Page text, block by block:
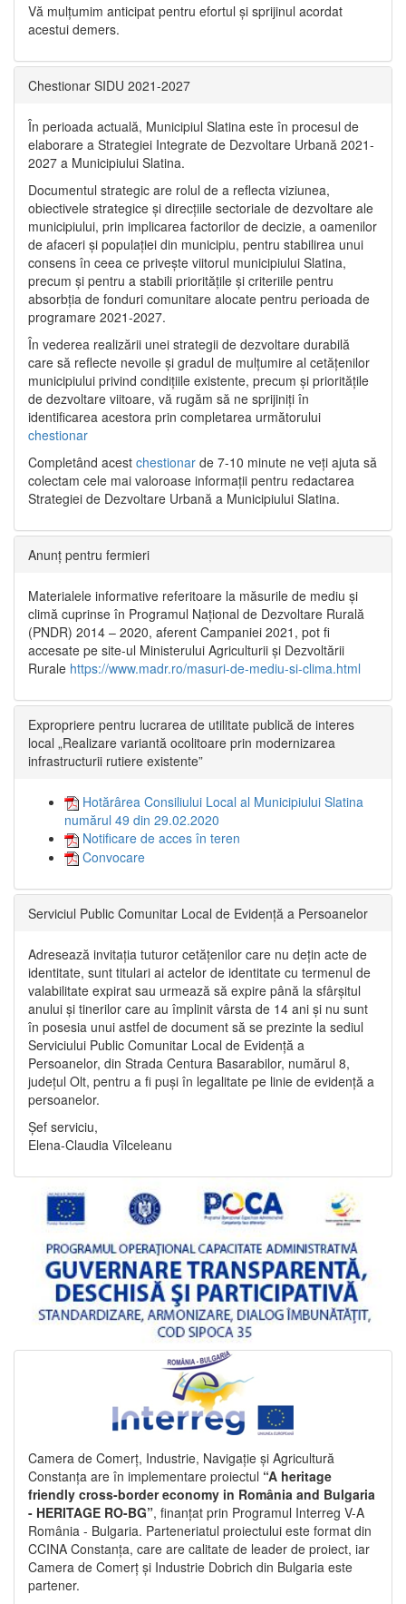
Vă mulţumim anticipat pentru efortul şi sprijinul acordat
acestui demers.
Chestionar SIDU 2021-2027
În perioada actuală, Municipiul Slatina este în procesul de
elaborare a Strategiei Integrate de Dezvoltare Urbană 2021‐
2027 a Municipiului Slatina.
Documentul strategic are rolul de a reflecta viziunea,
obiectivele strategice și direcțiile sectoriale de dezvoltare ale
municipiului, prin implicarea factorilor de decizie, a oamenilor
de afaceri și populației din municipiu, pentru stabilirea unui
consens în ceea ce privește viitorul municipiului Slatina,
precum și pentru a stabili prioritățile și criteriile pentru
absorbția de fonduri comunitare alocate pentru perioada de
programare 2021-2027.
În vederea realizării unei strategii de dezvoltare durabilă
care să reflecte nevoile și gradul de mulțumire al cetățenilor
municipiului privind condițiile existente, precum și prioritățile
de dezvoltare viitoare, vă rugăm să ne sprijiniți în
identificarea acestora prin completarea următorului
chestionar
Completând acest chestionar de 7-10 minute ne veți ajuta să
colectam cele mai valoroase informații pentru redactarea
Strategiei de Dezvoltare Urbană a Municipiului Slatina.
Anunț pentru fermieri
Materialele informative referitoare la măsurile de mediu și
climă cuprinse în Programul Național de Dezvoltare Rurală
(PNDR) 2014 – 2020, aferent Campaniei 2021, pot fi
accesate pe site-ul Ministerului Agriculturii și Dezvoltării
Rurale https://www.madr.ro/masuri-de-mediu-si-clima.html
Expropriere pentru lucrarea de utilitate publică de interes
local „Realizare variantă ocolitoare prin modernizarea
infrastructurii rutiere existente”
Hotărârea Consiliului Local al Municipiului Slatina
numărul 49 din 29.02.2020
Notificare de acces în teren
Convocare
Serviciul Public Comunitar Local de Evidență a Persoanelor
Adresează invitația tuturor cetățenilor care nu dețin acte de
identitate, sunt titulari ai actelor de identitate cu termenul de
valabilitate expirat sau urmează să expire până la sfârșitul
anului și tinerilor care au împlinit vârsta de 14 ani și nu sunt
în posesia unui astfel de document să se prezinte la sediul
Serviciului Public Comunitar Local de Evidență a
Persoanelor, din Strada Centura Basarabilor, numărul 8,
județul Olt, pentru a fi puși în legalitate pe linie de evidență a
persoanelor.
Șef serviciu,
Elena-Claudia Vîlceleanu
Camera de Comerț, Industrie, Navigație și Agricultură
Constanța are în implementare proiectul “A heritage
friendly cross-border economy in România and Bulgaria
- HERITAGE RO-BG”, finanțat prin Programul Interreg V-A
România - Bulgaria. Parteneriatul proiectului este format din
CCINA Constanța, care are calitate de leader de proiect, iar
Camera de Comerț și Industrie Dobrich din Bulgaria este
partener.